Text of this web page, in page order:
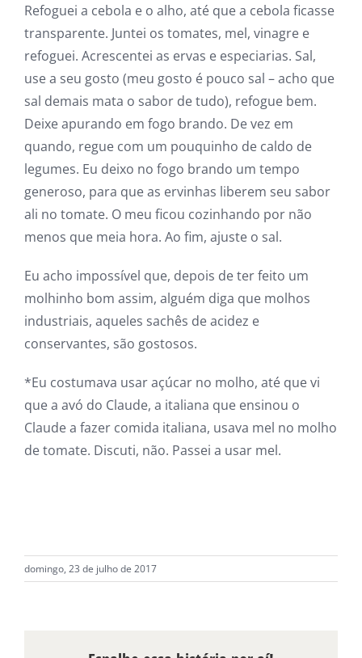
Refoguei a cebola e o alho, até que a cebola ficasse
transparente. Juntei os tomates, mel, vinagre e
refoguei. Acrescentei as ervas e especiarias. Sal,
use a seu gosto (meu gosto é pouco sal – acho que
sal demais mata o sabor de tudo), refogue bem.
Deixe apurando em fogo brando. De vez em
quando, regue com um pouquinho de caldo de
legumes. Eu deixo no fogo brando um tempo
generoso, para que as ervinhas liberem seu sabor
ali no tomate. O meu ficou cozinhando por não
menos que meia hora. Ao fim, ajuste o sal.
Eu acho impossível que, depois de ter feito um
molhinho bom assim, alguém diga que molhos
industriais, aqueles sachês de acidez e
conservantes, são gostosos.
*Eu costumava usar açúcar no molho, até que vi
que a avó do Claude, a italiana que ensinou o
Claude a fazer comida italiana, usava mel no molho
de tomate. Discuti, não. Passei a usar mel.
domingo, 23 de julho de 2017